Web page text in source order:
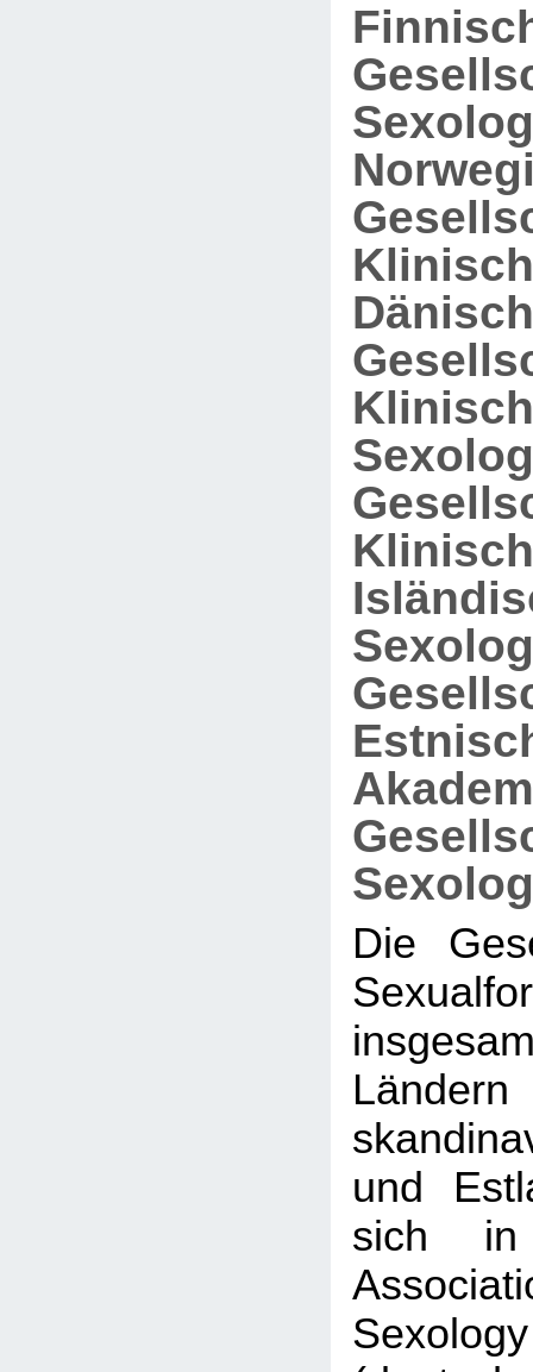
Die
und
sich